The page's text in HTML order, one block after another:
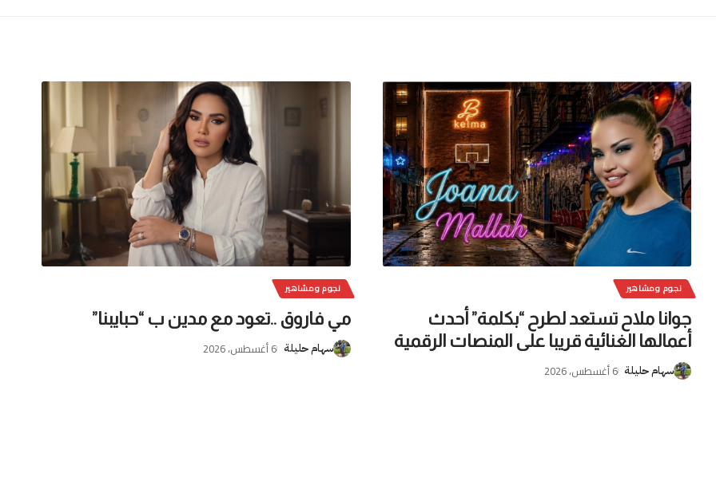
نجوم ومشاهير
جوانا ملاح تستعد لطرح “بكلمة” أحدث
أعمالها الغنائية قريبا على المنصات الرقمية
سهام حليلة 6 أغسطس، 2026
نجوم ومشاهير
مي فاروق ..تعود مع مدين ب “حبايبنا”
سهام حليلة 6 أغسطس، 2026